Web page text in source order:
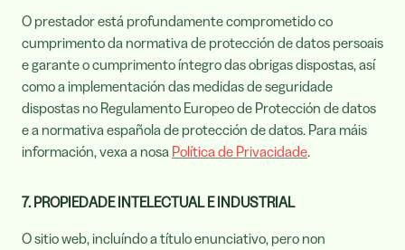
O prestador está profundamente comprometido co
cumprimento da normativa de protección de datos persoais
e garante o cumprimento íntegro das obrigas dispostas, así
como a implementación das medidas de seguridade
dispostas no Regulamento Europeo de Protección de datos
e a normativa española de protección de datos. Para máis
información, vexa a nosa Política de Privacidade.
7. PROPIEDADE INTELECTUAL E INDUSTRIAL
O sitio web, incluíndo a título enunciativo, pero non